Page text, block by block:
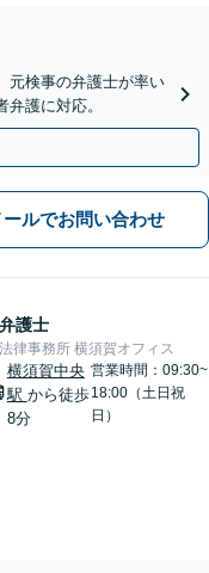
元検事の弁護士が率い
護に対応。
ールでお問い合わせ
弁護士
律事務所 横須賀オフィス
横須賀中央
駅 から徒歩
8分
営業時間：09:30~
18:00（土日祝
日）